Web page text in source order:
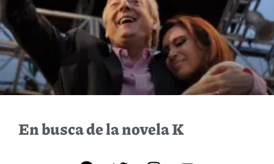
En busca de la novela K